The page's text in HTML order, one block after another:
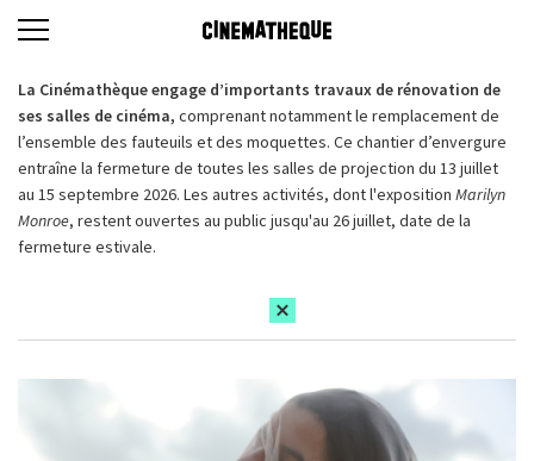
La Cinémathèque engage d’importants travaux de rénovation de
ses salles de cinéma, comprenant notamment le remplacement de
l’ensemble des fauteuils et des moquettes. Ce chantier d’envergure
entraîne la fermeture de toutes les salles de projection du 13 juillet
au 15 septembre 2026. Les autres activités, dont l'exposition Marilyn
Monroe, restent ouvertes au public jusqu'au 26 juillet, date de la
fermeture estivale.